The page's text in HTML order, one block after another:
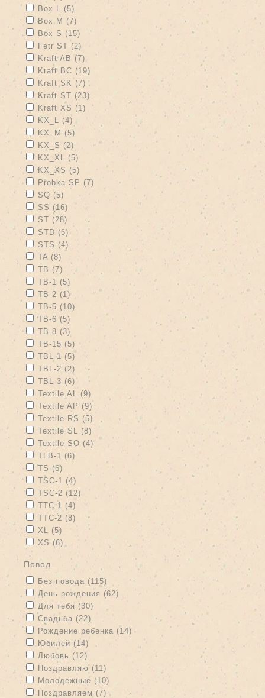
Apply Box L filter
Box L (5)
Apply Box M filter
Box M (7) Apply Box M filter
Apply Box S filter
Box S (15) Apply Box S filter
Apply Fetr ST filter
Fetr ST (2)
Apply Kraft AB filter
Kraft AB (7) Apply Kraft AB filter
Apply Kraft BC filter
Kraft BC (19)
Apply Kraft SK filter
Kraft SK (7) Apply Kraft SK filter
Apply Kraft ST filter
Kraft ST (23)
Apply Kraft XS filter
Kraft XS (1) Apply Kraft XS filter
Apply KX_L filter
KX_L (4)
Apply KX_M filter
KX_M (5)
Apply KX_S filter
KX_S (2) Apply KX_S filter
Apply KX_XL filter
KX_XL (5)
Apply KX_XS filter
KX_XS (5) Apply KX_XS filter
Apply Probka SP filter
Probka SP (7) Apply Probka SP filter
Apply SQ filter
SQ (5) Apply SQ filter
Apply SS filter
SS (16) Apply SS filter
Apply ST filter
ST (28) Apply ST filter
Apply STD filter
STD (6) Apply STD filter
Apply STS filter
STS (4)
Apply TA filter
TA (8) Apply TA filter
Apply TB filter
TB (7)
Apply TB-1 filter
TB-1 (5)
Apply TB-2 filter
TB-2 (1) Apply TB-2 filter
Apply TB-5 filter
TB-5 (10)
Apply TB-6 filter
TB-6 (5) Apply TB-6 filter
Apply TB-8 filter
TB-8 (3) Apply TB-8 filter
Apply TB-15 filter
TB-15 (5) Apply TB-15 filter
Apply TBL-1 filter
TBL-1 (5)
Apply TBL-2 filter
TBL-2 (2) Apply TBL-2 filter
Apply TBL-3 filter
TBL-3 (6) Apply TBL-3 filter
Apply Textile AL filter
Textile AL (9)
Apply Textile AP filter
Textile AP (9)
Apply Textile RS filter
Textile RS (5) Apply Textile RS filter
Apply Textile SL filter
Textile SL (8) Apply Textile SL filter
Apply Textile SO filter
Textile SO (4)Apply Textile SO filter
Apply TLB-1 filter
TLB-1 (6)
Apply TS filter
TS (6) Apply TS filter
Apply TSC-1 filter
TSC-1 (4) Apply TSC-1 filter
Apply TSC-2 filter
TSC-2 (12) Apply TSC-2 filter
Apply TTC-1 filter
TTC-1 (4)
Apply TTC-2 filter
TTC-2 (8) Apply TTC-2 filter
Apply XL filter
XL (5) Apply XL filter
Apply XS filter
XS (6)
повод
Apply Без повода filter
Без повода (115) Apply Без повода filter
Apply День рождения filter
День рождения (62) Apply День рождения filter
Apply Для тебя filter
Для тебя (30)
Apply Свадьба filter
Свадьба (22) Apply Свадьба filter
Apply Рождение ребенка filter
Рождение ребенка (14) Apply Рождение ребенка filter
Apply Юбилей filter
Юбилей (14) Apply Юбилей filter
Apply Любовь filter
Любовь (12) Apply Любовь filter
Apply Поздравляю filter
Поздравляю (11) Apply Поздравляю filter
Apply Молодежные filter
Молодежные (10) Apply Молодежные filter
Apply Поздравляем filter
Поздравляем (7) Apply Поздравляем filter